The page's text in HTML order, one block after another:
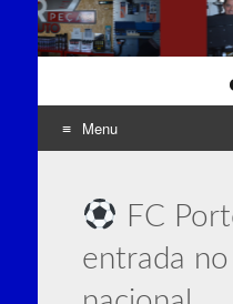
Menu
content
FC
entrada no